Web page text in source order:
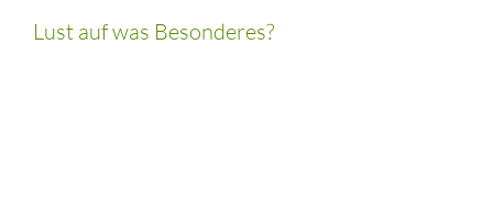
Lust auf was Besonderes?